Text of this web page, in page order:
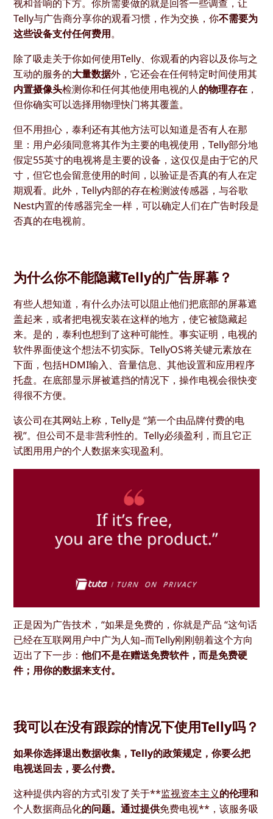
视和音响的下方。你所需要做的就是回答一些调查，让
Telly与广告商分享你的观看习惯，作为交换，你不需要为
这些设备支付任何费用。
除了吸走关于你如何使用Telly、你观看的内容以及你与之
互动的服务的大量数据外，它还会在任何特定时间使用其
内置摄像头检测你和任何其他使用电视的人的物理存在 ，
但你确实可以选择用物理快门将其覆盖。
但不用担心，泰利还有其他方法可以知道是否有人在那
里：用户必须同意将其作为主要的电视使用，Telly部分地
假定55英寸的电视将是主要的设备，这仅仅是由于它的尺
寸，但它也会留意使用的时间，以验证是否真的有人在定
期观看。此外，Telly内部的存在检测波传感器，与谷歌
Nest内置的传感器完全一样，可以确定人们在广告时段是
否真的在电视前。
为什么你不能隐藏Telly的广告屏幕？
有些人想知道，有什么办法可以阻止他们把底部的屏幕遮
盖起来，或者把电视安装在这样的地方，使它被隐藏起
来。是的，泰利也想到了这种可能性。事实证明，电视的
软件界面使这个想法不切实际。TellyOS将关键元素放在
下面，包括HDMI输入、音量信息、其他设置和应用程序
托盘。在底部显示屏被遮挡的情况下，操作电视会很快变
得很不方便。
该公司在其网站上称，Telly是 “第一个由品牌付费的电
视”。但公司不是非营利性的。Telly必须盈利，而且它正
试图用用户的个人数据来实现盈利。
正是因为广告技术，“如果是免费的，你就是产品 “这句话
已经在互联网用户中广为人知–而Telly刚刚朝着这个方向
迈出了下一步：他们不是在赠送免费软件，而是免费硬
件；用你的数据来支付。
我可以在没有跟踪的情况下使用Telly吗？
如果你选择退出数据收集，Telly的政策规定，你要么把
电视送回去，要么付费。
这种提供内容的方式引发了关于**监视资本主义的伦理和
个人数据商品化的问题。通过提供免费电视**，该服务吸